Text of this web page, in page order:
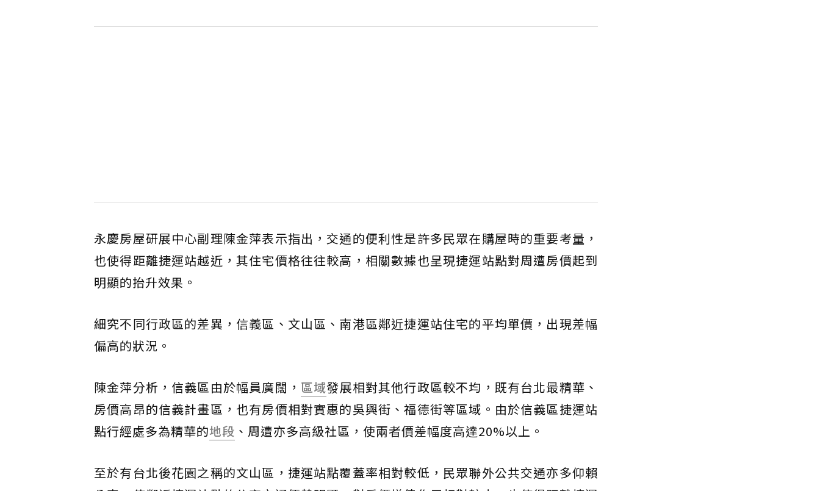
永慶房屋研展中心副理陳金萍表示指出，交通的便利性是許多民眾在購屋時的重要考量，
也使得距離捷運站越近，其住宅價格往往較高，相關數據也呈現捷運站點對周遭房價起到
明顯的抬升效果。
細究不同行政區的差異，信義區、文山區、南港區鄰近捷運站住宅的平均單價，出現差幅
偏高的狀況。
陳金萍分析，信義區由於幅員廣闊， 區域發展相對其他行政區較不均，既有台北最精華、
房價高昂的信義計畫區，也有房價相對實惠的吳興街、福德街等區域。由於信義區捷運站
點行經處多為精華的地段 、周遭亦多高級社區，使兩者價差幅度高達20%以上。
至於有台北後花園之稱的文山區，捷運站點覆蓋率相對較低，民眾聯外公共交通亦多仰賴